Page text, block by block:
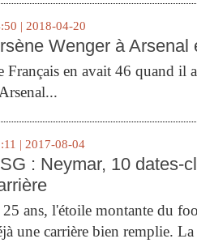
| 2018-04-20
Wenger à Arsenal
Français en avait 46 quand il
| 2017-08-04
: Neymar, 10 dates-
ans, l'étoile montante du
une carrière bien remplie.